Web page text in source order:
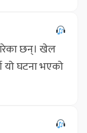
छन्। खेल
यो घटना भएको